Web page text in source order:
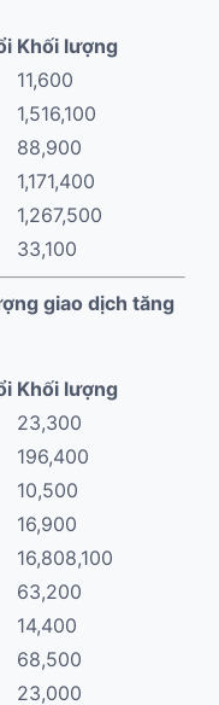
Khối lượng
11,600
1,516,100
88,900
1,171,400
1,267,500
33,100
giao dịch tăng
Khối lượng
23,300
196,400
10,500
16,900
16,808,100
63,200
14,400
68,500
23,000